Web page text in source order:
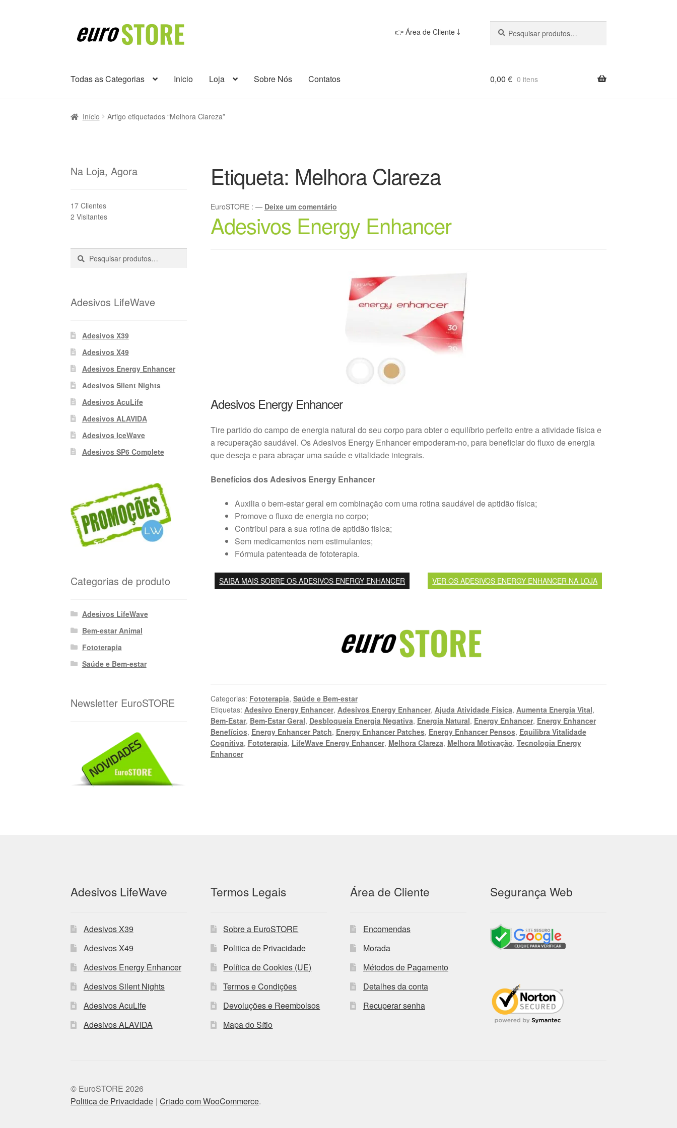
para
Saltar
para
👉 Área de Cliente ￬
Todas as Categorias Inicio Loja Sobre Nós Contatos 0,00 € 0 itens
Início Artigo etiquetados “Melhora Clareza”
Etiqueta: Melhora Clareza
EuroSTORE : — Deixe um comentário
Adesivos Energy Enhancer
Adesivos Energy Enhancer
Tire partido do campo de energia natural do seu corpo para obter o equilíbrio perfeito entre a atividade física e
a recuperação saudável. Os Adesivos Energy Enhancer empoderam-no, para beneficiar do fluxo de energia
que deseja e para abraçar uma saúde e vitalidade integrais.
Benefícios dos Adesivos Energy Enhancer
Auxilia o bem-estar geral em combinação com uma rotina saudável de aptidão física;
Promove o fluxo de energia no corpo;
Contribui para a sua rotina de aptidão física;
Sem medicamentos nem estimulantes;
Fórmula patenteada de fototerapia.
SAIBA MAIS SOBRE OS ADESIVOS ENERGY ENHANCER VER OS ADESIVOS ENERGY ENHANCER NA LOJA
Categorias: Fototerapia, Saúde e Bem-estar
Etiquetas: Adesivo Energy Enhancer, Adesivos Energy Enhancer, Ajuda Atividade Física, Aumenta Energia Vital,
Bem-Estar, Bem-Estar Geral, Desbloqueia Energia Negativa, Energia Natural, Energy Enhancer, Energy Enhancer
Benefícios, Energy Enhancer Patch, Energy Enhancer Patches, Energy Enhancer Pensos, Equilibra Vitalidade
Cognitiva, Fototerapia, LifeWave Energy Enhancer, Melhora Clareza, Melhora Motivação, Tecnologia Energy
Enhancer
Na Loja, Agora
17 Clientes
2 Visitantes
Pesquisar
Pesquisa
Adesivos LifeWave
Adesivos X39
Adesivos X49
Adesivos Energy Enhancer
Adesivos Silent Nights
Adesivos AcuLife
Adesivos ALAVIDA
Adesivos IceWave
Adesivos SP6 Complete
Categorias de produto
Adesivos LifeWave
Bem-estar Animal
Fototerapia
Saúde e Bem-estar
Newsletter EuroSTORE
Adesivos LifeWave
Adesivos X39
Adesivos X49
Adesivos Energy Enhancer
Adesivos Silent Nights
Adesivos AcuLife
Adesivos ALAVIDA
Termos Legais
Sobre a EuroSTORE
Politica de Privacidade
Política de Cookies (UE)
Termos e Condições
Devoluções e Reembolsos
Mapa do Sítio
Área de Cliente
Encomendas
Morada
Métodos de Pagamento
Detalhes da conta
Recuperar senha
Segurança Web
© EuroSTORE 2026
Politica de Privacidade Criado com WooCommerce.